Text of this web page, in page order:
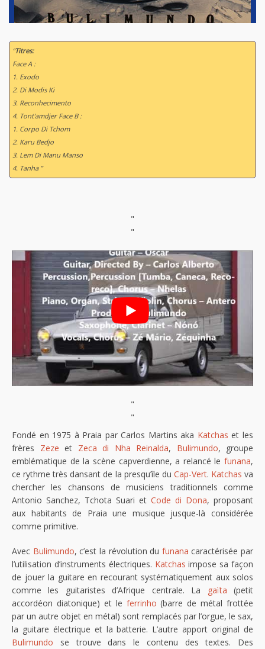
“Titres:
Face A :
1. Exodo
2. Di Modis Ki
3. Reconhecimento
4. Tont'amdjer Face B :
1. Corpo Di Tchom
2. Karu Bedjo
3. Lem Di Manu Manso
4. Tanha ”
"
"
"
"
Fondé en 1975 à Praia par Carlos Martins aka Katchas et les
frères Zeze et Zeca di Nha Reinalda, Bulimundo, groupe
emblématique de la scène capverdienne, a relancé le funana,
ce rythme très dansant de la presqu’île du Cap-Vert. Katchas va
chercher les chansons de musiciens traditionnels comme
Antonio Sanchez, Tchota Suari et Code di Dona, proposant
aux habitants de Praia une musique jusque-là considérée
comme primitive.
Avec Bulimundo, c’est la révolution du funana caractérisée par
l’utilisation d’instruments électriques. Katchas impose sa façon
de jouer la guitare en recourant systématiquement aux solos
comme les guitaristes d’Afrique centrale. La gaïta (petit
accordéon diatonique) et le ferrinho (barre de métal frottée
par un autre objet en métal) sont remplacés par l’orgue, le sax,
la guitare électrique et la batterie. L’autre apport original de
Bulimundo se trouve dans le contenu des textes. Des